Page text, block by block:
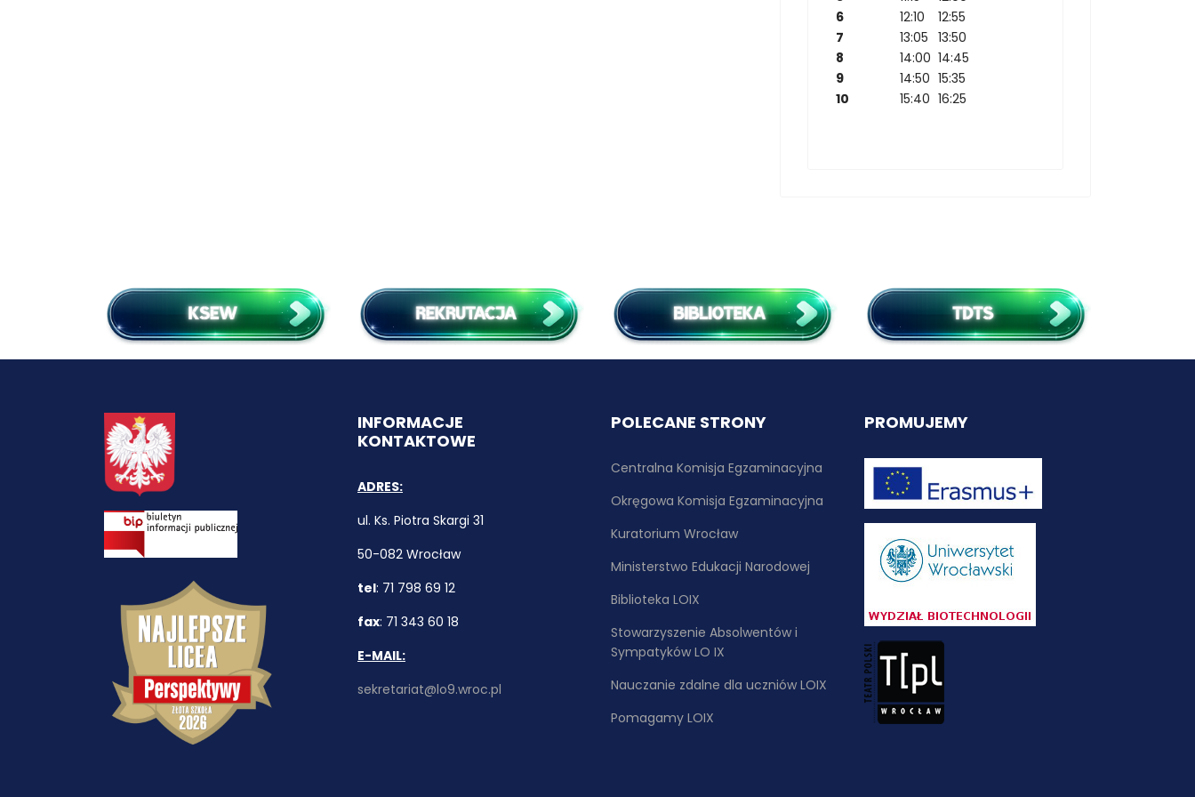
6
12:10
12:55
7
13:05 13:50
8
14:00 14:45
9
14:50 15:35
10
15:40 16:25
INFORMACJE
KONTAKTOWE
ADRES:
ul. Ks. Piotra Skargi 31
50-082 Wrocław
tel: 71 798 69 12
fax: 71 343 60 18
E-MAIL:
sekretariat@lo9.wroc.pl
POLECANE STRONY
Centralna Komisja Egzaminacyjna
Okręgowa Komisja Egzaminacyjna
Kuratorium Wrocław
Ministerstwo Edukacji Narodowej
Biblioteka LOIX
Stowarzyszenie Absolwentów i
Sympatyków LO IX
Nauczanie zdalne dla uczniów LOIX
Pomagamy LOIX
PROMUJEMY